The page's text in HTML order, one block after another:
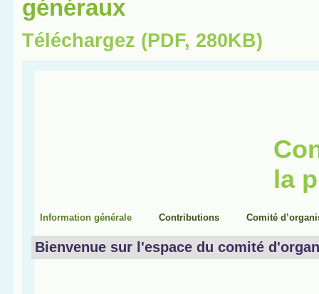
généraux
Téléchargez (PDF, 280KB)